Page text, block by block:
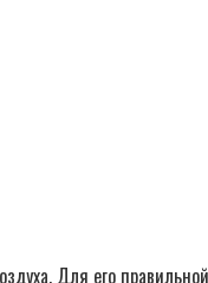
Для его